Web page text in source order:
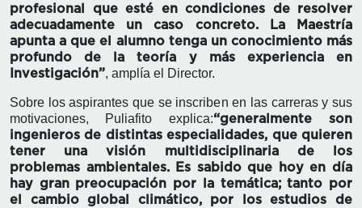
profesional que esté en condiciones de resolver
adecuadamente un caso concreto. La Maestría
apunta a que el alumno tenga un conocimiento más
profundo de la teoría y más experiencia en
Investigación”, amplía el Director.
Sobre los aspirantes que se inscriben en las carreras y sus
motivaciones, Puliafito explica:“generalmente son
ingenieros de distintas especialidades, que quieren
tener una visión multidisciplinaria de los
problemas ambientales. Es sabido que hoy en día
hay gran preocupación por la temática; tanto por
el cambio global climático, por los estudios de